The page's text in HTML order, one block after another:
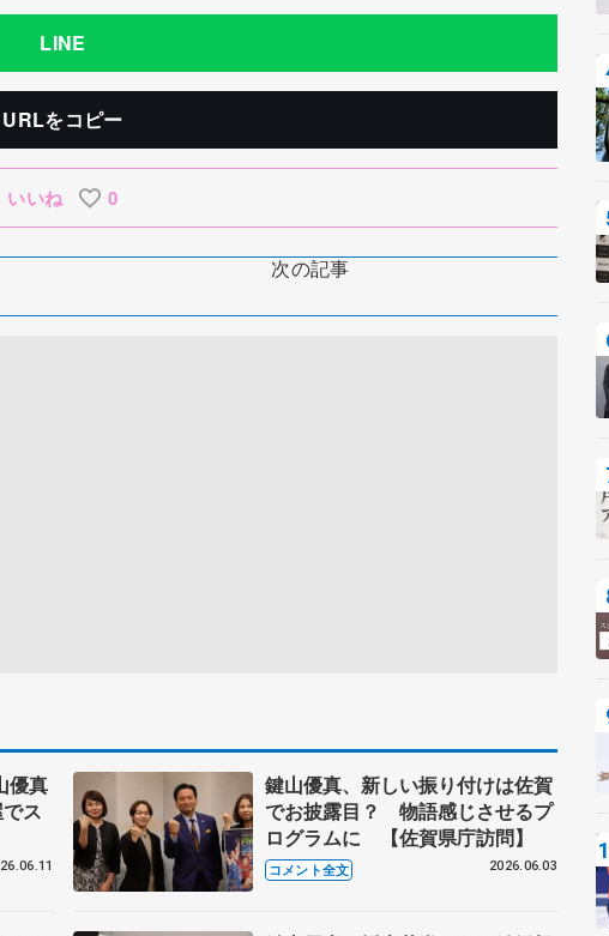
LINE
URLをコピー
いいね 0
次の記事
優真
ス
鍵山優真、新しい振り付けは佐賀
でお披露目？ 物語感じさせるプ
ログラムに 【佐賀県庁訪問】
コメント全文 2026.06.03